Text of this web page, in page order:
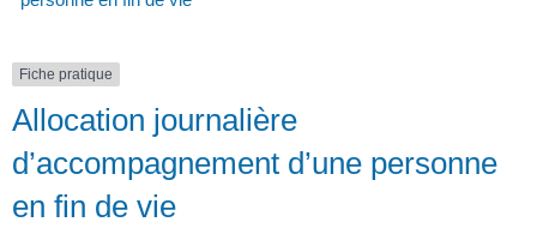
Fiche pratique
Allocation journalière
d’accompagnement d’une personne
en fin de vie